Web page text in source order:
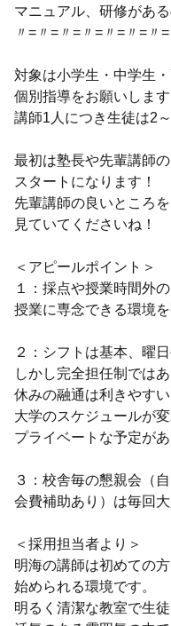
マニュアル、研修がある
〃=〃=〃=〃=〃=〃=〃
対象は小学生・中学生
個別指導をお願いします
講師1人につき生徒は2～
最初は塾長や先輩講師
スタートになります！
先輩講師の良いところ
見ていてくださいね！
＜アピールポイント＞
１：採点や授業時間外
授業に専念できる環境を
２：シフトは基本、曜
しかし完全担任制では
休みの融通は利きやすい
大学のスケジュールが
プライベートな予定が
３：校舎毎の懇親会（
会費補助あり）は毎回大
＜採用担当者より＞
明海の講師は初めての
始められる環境です。
明るく清潔な教室で生